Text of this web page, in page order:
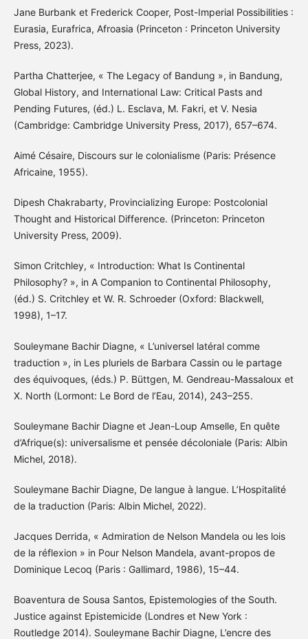
Jane Burbank et Frederick Cooper, Post-Imperial Possibilities :
Eurasia, Eurafrica, Afroasia (Princeton : Princeton University
Press, 2023).
Partha Chatterjee, « The Legacy of Bandung », in Bandung,
Global History, and International Law: Critical Pasts and
Pending Futures, (éd.) L. Esclava, M. Fakri, et V. Nesia
(Cambridge: Cambridge University Press, 2017), 657–674.
Aimé Césaire, Discours sur le colonialisme (Paris: Présence
Africaine, 1955).
Dipesh Chakrabarty, Provincializing Europe: Postcolonial
Thought and Historical Difference. (Princeton: Princeton
University Press, 2009).
Simon Critchley, « Introduction: What Is Continental
Philosophy? », in A Companion to Continental Philosophy,
(éd.) S. Critchley et W. R. Schroeder (Oxford: Blackwell,
1998), 1–17.
Souleymane Bachir Diagne, « L’universel latéral comme
traduction », in Les pluriels de Barbara Cassin ou le partage
des équivoques, (éds.) P. Büttgen, M. Gendreau-Massaloux et
X. North (Lormont: Le Bord de l’Eau, 2014), 243–255.
Souleymane Bachir Diagne et Jean-Loup Amselle, En quête
d’Afrique(s): universalisme et pensée décoloniale (Paris: Albin
Michel, 2018).
Souleymane Bachir Diagne, De langue à langue. L’Hospitalité
de la traduction (Paris: Albin Michel, 2022).
Jacques Derrida, « Admiration de Nelson Mandela ou les lois
de la réflexion » in Pour Nelson Mandela, avant-propos de
Dominique Lecoq (Paris : Gallimard, 1986), 15–44.
Boaventura de Sousa Santos, Epistemologies of the South.
Justice against Epistemicide (Londres et New York :
Routledge 2014). Souleymane Bachir Diagne, L’encre des